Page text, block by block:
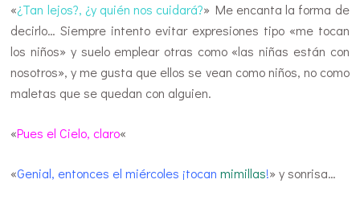
«¿Tan lejos?, ¿y quién nos cuidará?» Me encanta la forma de
decirlo… Siempre intento evitar expresiones tipo «me tocan
los niños» y suelo emplear otras como «las niñas están con
nosotros», y me gusta que ellos se vean como niños, no como
maletas que se quedan con alguien.
«Pues el Cielo, claro«
«Genial, entonces el miércoles ¡tocanmimillas!» y sonrisa…